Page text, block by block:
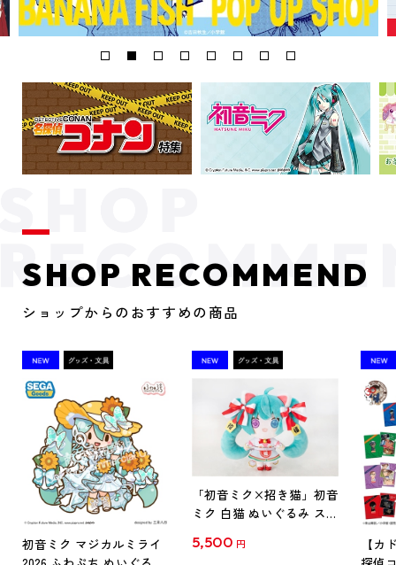
SHOP RECOMMEND
ショップからのおすすめの商品
初音ミク マジカルミライ
「初音ミク×招き猫」初音
ミク 白猫 ぬいぐるみ スタ
5,500 円
【カ